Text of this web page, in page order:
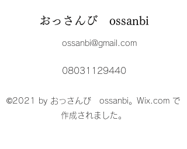
おっさんび ossanbi
ossanbi@gmail.com
08031129440
©2021 by おっさんび ossanbi。Wix.com で
作成されました。